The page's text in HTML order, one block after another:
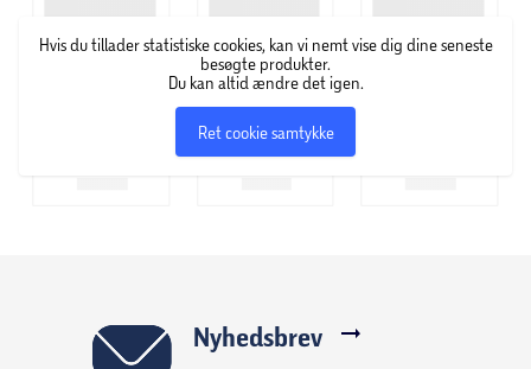
Med flipstraw (sugerør)
Egnet til kolde drikke
Praktisk til hverdag, sport og fritid
Hvis du tillader statistiske cookies, kan vi nemt vise dig dine seneste
besøgte produkter.
Du kan altid ændre det igen.
Ret cookie samtykke
Nyhedsbrev